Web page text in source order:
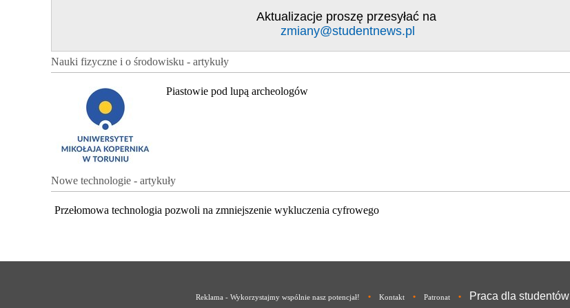
Aktualizacje proszę przesyłać na
zmiany@studentnews.pl
Nauki fizyczne i o środowisku - artykuły
Piastowie pod lupą archeologów
Nowe technologie - artykuły
Przełomowa technologia pozwoli na zmniejszenie wykluczenia cyfrowego
Reklama - Wykorzystajmy wspólnie nasz potencjał! • Kontakt • Patronat • Praca dla studentów